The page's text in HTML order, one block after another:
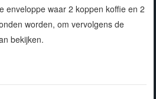
enveloppe waar 2 koppen koffie en 2
worden, om vervolgens de
bekijken.